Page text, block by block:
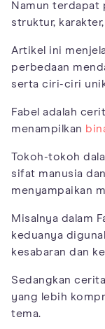
Namun terdapat
struktur,
Artikel ini
perbedaan
serta ciri-ciri
Fabel adalah
menampilkan
Tokoh-tokoh
sifat manusia
menyampaikan
Misalnya dalam
keduanya
kesabaran dan
Sedangkan
yang lebih
tema.